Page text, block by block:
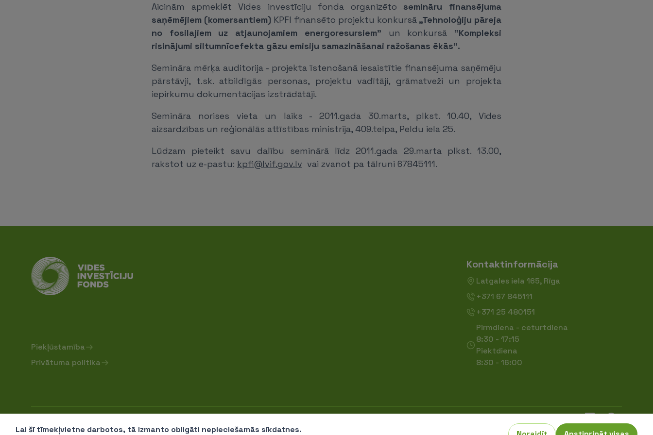
Lai šī tīmekļvietne darbotos, tā izmanto obligāti nepieciešamās sīkdatnes.
Aicinām apmeklēt Vides investīciju fonda organizēto semināru finansējuma
saņēmējiem (komersantiem) KPFI finansēto projektu konkursā „Tehnoloģiju pāreja
no fosilajiem uz atjaunojamiem energoresursiem" un konkursā "Kompleksi
risinājumi siltumnīcefekta gāzu emisiju samazināšanai ražošanas ēkās".
Semināra mērķa auditorija - projekta īstenošanā iesaistītie finansējuma saņēmēju
pārstāvji, t.sk. atbildīgās personas, projektu vadītāji, grāmatveži un projekta
iepirkumu dokumentācijas izstrādātāji.
Semināra norises vieta un laiks - 2011.gada 30.marts, plkst. 10.40, Vides
aizsardzības un reģionālās attīstības ministrija, 409.telpa, Peldu iela 25.
Lūdzam pieteikt savu dalību seminārā līdz 2011.gada 29.marta plkst. 13.00,
rakstot uz e-pastu: kpfi@lvif.gov.lv vai zvanot pa tālruni 67845111.
Piekļūstamība
Privātuma politika
Kontaktinformācija
Latgales iela 165, Rīga
+371 67 845111
+371 25 480151
Pirmdiena - ceturtdiena
8:30 - 17:15
Piektdiena
8:30 - 16:00